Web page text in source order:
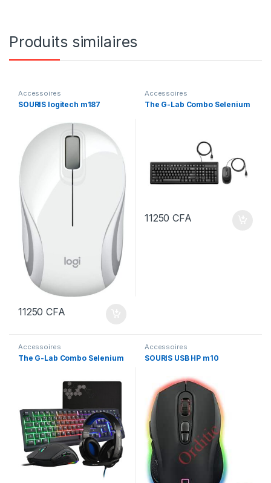
Produits similaires
Accessoires
SOURIS logitech m187
11250CFA
Accessoires
The G-Lab Combo Selenium
11250CFA
Accessoires
The G-Lab Combo Selenium
Accessoires
SOURIS USB HP m10